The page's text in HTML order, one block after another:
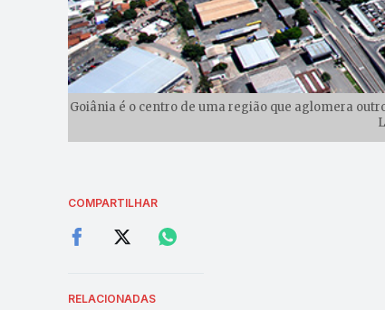
Goiânia é o centro de uma região que aglomera
COMPARTILHAR
RELACIONADAS